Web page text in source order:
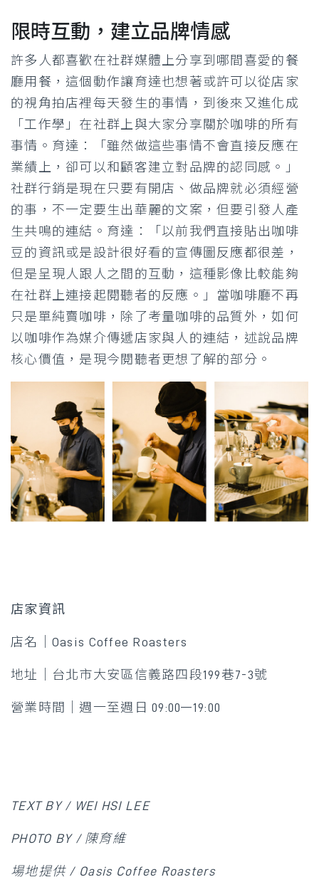
限時互動，建立品牌情感
許多人都喜歡在社群媒體上分享到哪間喜愛的餐
廳用餐，這個動作讓育達也想著或許可以從店家
的視角拍店裡每天發生的事情，到後來又進化成
「工作學」在社群上與大家分享關於咖啡的所有
事情。育達：「雖然做這些事情不會直接反應在
業績上，卻可以和顧客建立對品牌的認同感。」
社群行銷是現在只要有開店、做品牌就必須經營
的事，不一定要生出華麗的文案，但要引發人產
生共鳴的連結。育達：「以前我們直接貼出咖啡
豆的資訊或是設計很好看的宣傳圖反應都很差，
但是呈現人跟人之間的互動，這種影像比較能夠
在社群上連接起閱聽者的反應。」當咖啡廳不再
只是單純賣咖啡，除了考量咖啡的品質外，如何
以咖啡作為媒介傳遞店家與人的連結，述說品牌
核心價值，是現今閱聽者更想了解的部分。
店家資訊
店名｜Oasis Coffee Roasters
地址｜台北市大安區信義路四段199巷7-3號
營業時間｜週一至週日 09:00—19:00
TEXT BY / WEI HSI LEE
PHOTO BY / 陳育維
場地提供 / Oasis Coffee Roasters